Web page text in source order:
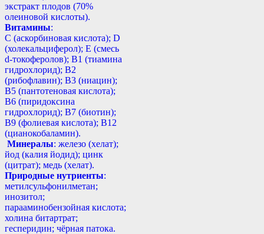
экстракт плодов (70%
олеиновой кислоты).
Витамины:
С (аскорбиновая кислота); D
(холекальциферол); E (смесь
d-токоферолов); B1 (тиамина
гидрохлорид); B2
(рибофлавин); B3 (ниацин);
B5 (пантотеновая кислота);
B6 (пиридоксина
гидрохлорид); B7 (биотин);
B9 (фолиевая кислота); B12
(цианокобаламин).
Минералы: железо (хелат);
йод (калия йодид); цинк
(цитрат); медь (хелат).
Природные нутриенты:
метилсульфонилметан;
инозитол;
парааминобензойная кислота;
холина битартрат;
гесперидин; чёрная патока.